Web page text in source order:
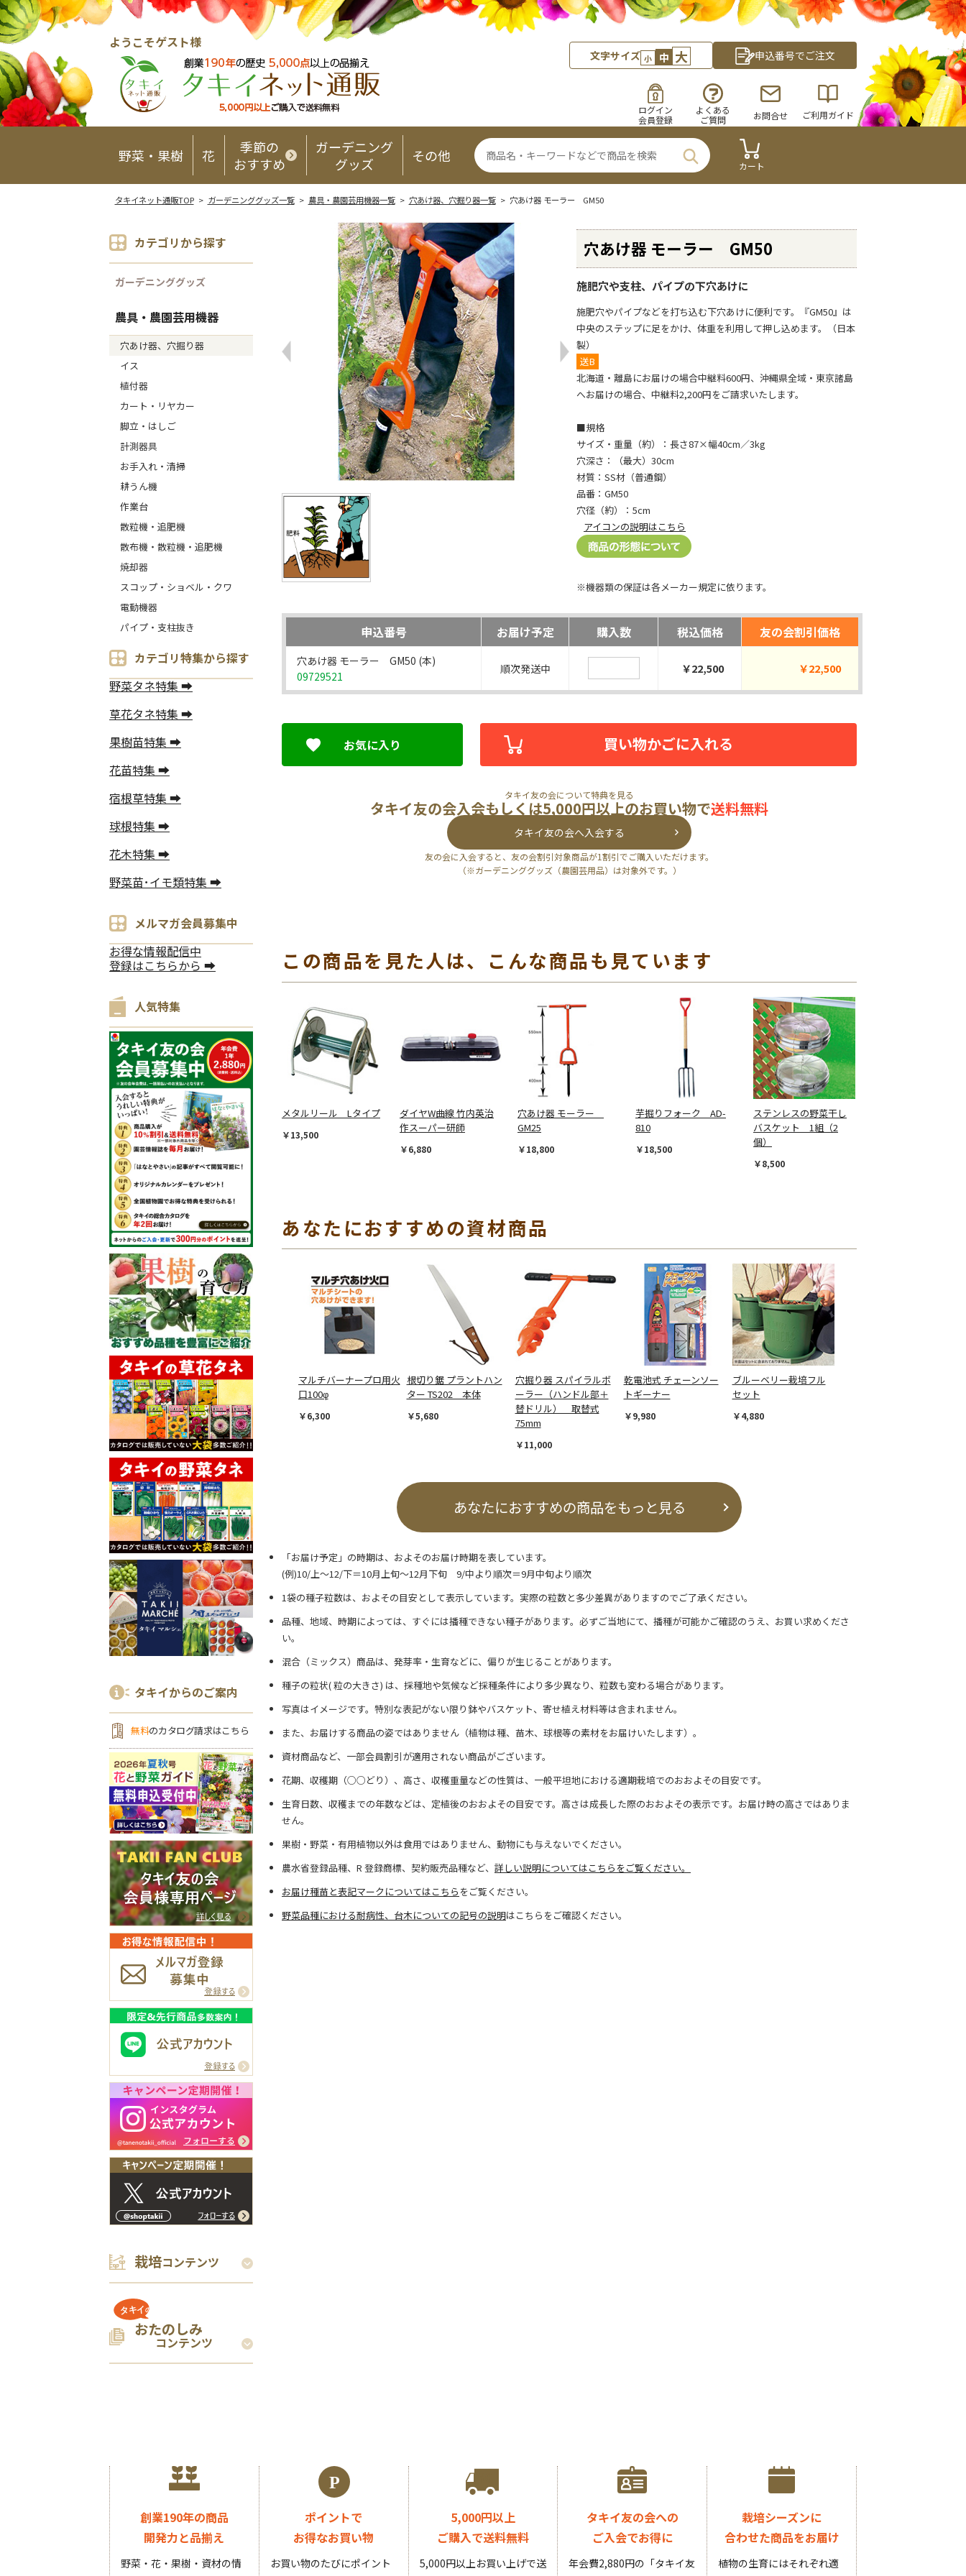
ようこそゲスト様
文字サイズ 小 中 大 申込番号でご注文
ログイン
会員登録
よくある
ご質問
お問合せ ご利用ガイド
野菜・果樹 花
季節の
おすすめ
ガーデニング
グッズ
その他
カート
タキイネット通販TOP> ガーデニンググッズ一覧> 農具・農園芸用機器一覧> 穴あけ器、穴掘り器一覧> 穴あけ器 モーラー GM50
カテゴリから探す
ガーデニンググッズ
農具・農園芸用機器
穴あけ器、穴掘り器
イス
植付器
カート・リヤカー
脚立・はしご
計測器具
お手入れ・清掃
耕うん機
作業台
散粒機・追肥機
散布機・散粒機・追肥機
焼却器
スコップ・ショベル・クワ
電動機器
パイプ・支柱抜き
カテゴリ特集から探す
野菜タネ特集 ➡
草花タネ特集 ➡
果樹苗特集 ➡
花苗特集 ➡
宿根草特集 ➡
球根特集 ➡
花木特集 ➡
野菜苗･イモ類特集 ➡
メルマガ会員募集中
お得な情報配信中
登録はこちらから ➡
人気特集
タキイからのご案内
無料のカタログ請求はこちら
栽培コンテンツ
おたのしみ
コンテンツ
穴あけ器 モーラー GM50
施肥穴や支柱、パイプの下穴あけに
施肥穴やパイプなどを打ち込む下穴あけに便利です。『GM50』は
中央のステップに足をかけ、体重を利用して押し込めます。（日本
製）
送B
北海道・離島にお届けの場合中継料600円、沖縄県全域・東京諸島
へお届けの場合、中継料2,200円をご請求いたします。
■規格
サイズ・重量（約）：長さ87×幅40cm／3kg
穴深さ：（最大）30cm
材質：SS材（普通鋼）
品番：GM50
穴径（約）：5cm
アイコンの説明はこちら
※機器類の保証は各メーカー規定に依ります。
申込番号 お届け予定 購入数 税込価格 友の会割引価格
穴あけ器 モーラー GM50 (本)
09729521
順次発送中 ￥22,500 ￥22,500
お気に入り 買い物かごに入れる
タキイ友の会について特典を見る
タキイ友の会入会もしくは5,000円以上のお買い物で送料無料
タキイ友の会へ入会する
友の会に入会すると、友の会割引対象商品が1割引でご購入いただけます。
（※ガーデニンググッズ（農園芸用品）は対象外です。）
この商品を見た人は、こんな商品も見ています
メタルリール Lタイプ
￥13,500
ダイヤW曲線 竹内英治
作スーパー研師
￥6,880
穴あけ器 モーラー
GM25
￥18,800
芋掘りフォーク AD-
810
￥18,500
ステンレスの野菜干し
バスケット 1組（2
個）
￥8,500
あなたにおすすめの資材商品
マルチバーナープロ用火
口100φ
￥6,300
根切り鋸 プラントハン
ター TS202 本体
￥5,680
穴掘り器 スパイラルボ
ーラー（ハンドル部＋
替ドリル） 取替式
75mm
￥11,000
乾電池式 チェーンソー
トギーナー
￥9,980
ブルーベリー栽培フル
セット
￥4,880
あなたにおすすめの商品をもっと見る
「お届け予定」の時期は、およそのお届け時期を表しています。
(例)10/上～12/下＝10月上旬～12月下旬 9/中より順次＝9月中旬より順次
1袋の種子粒数は、およその目安として表示しています。実際の粒数と多少差異がありますのでご了承ください。
品種、地域、時期によっては、すぐには播種できない種子があります。必ずご当地にて、播種が可能かご確認のうえ、お買い求めくださ
い。
混合（ミックス）商品は、発芽率・生育などに、偏りが生じることがあります。
種子の粒状( 粒の大きさ) は、採種地や気候など採種条件により多少異なり、粒数も変わる場合があります。
写真はイメージです。特別な表記がない限り鉢やバスケット、寄せ植え材料等は含まれません。
また、お届けする商品の姿ではありません（植物は種、苗木、球根等の素材をお届けいたします）。
資材商品など、一部会員割引が適用されない商品がございます。
花期、収穫期（○○どり）、高さ、収穫重量などの性質は、一般平坦地における適期栽培でのおおよその目安です。
生育日数、収穫までの年数などは、定植後のおおよその目安です。高さは成長した際のおおよその表示です。お届け時の高さではありま
せん。
果樹・野菜・有用植物以外は食用ではありません、動物にも与えないでください。
農水省登録品種、R 登録商標、契約販売品種など、 詳しい説明についてはこちらをご覧ください。
お届け種苗と表記マークについてはこちら をご覧ください。
野菜品種における耐病性、台木についての記号の説明はこちらをご確認ください。
創業190年の商品
開発力と品揃え
野菜・花・果樹・資材の情
ポイントで
お得なお買い物
お買い物のたびにポイント
5,000円以上
ご購入で送料無料
5,000円以上お買い上げで送
タキイ友の会への
ご入会でお得に
年会費2,880円の「タキイ友
栽培シーズンに
合わせた商品をお届け
植物の生育にはそれぞれ適